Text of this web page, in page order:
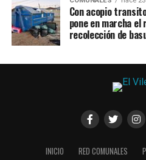
Con acopio
pone en marcha
recolección de
INICIO RED COMUNALES